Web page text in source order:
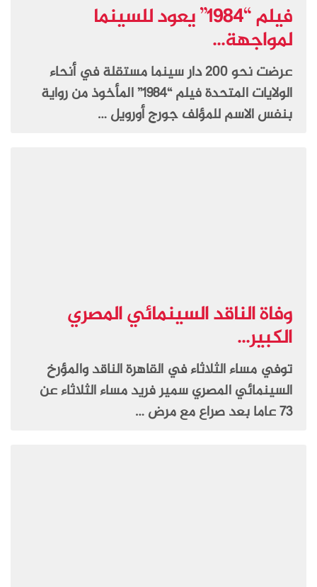
فيلم “1984” يعود للسينما
لمواجهة...
عرضت نحو 200 دار سينما مستقلة في أنحاء
الولايات المتحدة فيلم “1984” المأخوذ من رواية
بنفس الاسم للمؤلف جورج أورويل …
وفاة الناقد السينمائي المصري
الكبير...
توفي مساء الثلاثاء في القاهرة الناقد والمؤرخ
السينمائي المصري سمير فريد مساء الثلاثاء عن
73 عاما بعد صراع مع مرض …